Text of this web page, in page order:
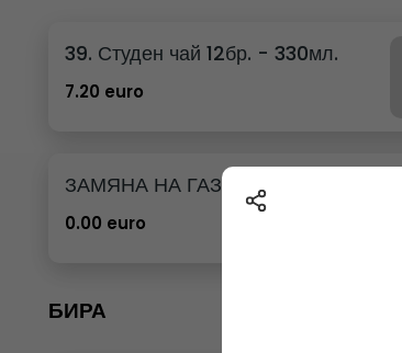
39. Студен чай 12бр. - 330мл.
7.20 euro
0.00 euro
БИРА